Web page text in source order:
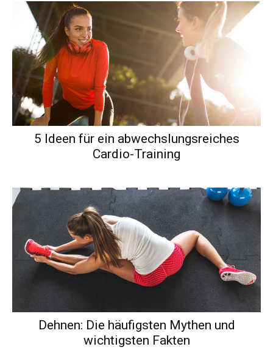
5 Ideen für ein abwechslungsreiches
Cardio-Training
Dehnen: Die häufigsten Mythen und
wichtigsten Fakten